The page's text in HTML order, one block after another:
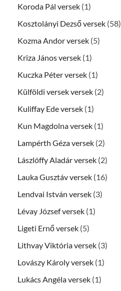
Koroda Pál versek (1)
Kosztolányi Dezső versek (58)
Kozma Andor versek (5)
Kriza János versek (1)
Kuczka Péter versek (1)
Külföldi versek versek (2)
Kuliffay Ede versek (1)
Kun Magdolna versek (1)
Lampérth Géza versek (2)
Lászlóffy Aladár versek (2)
Lauka Gusztáv versek (16)
Lendvai István versek (3)
Lévay József versek (1)
Ligeti Ernő versek (5)
Lithvay Viktória versek (3)
Lovászy Károly versek (1)
Lukács Angéla versek (1)